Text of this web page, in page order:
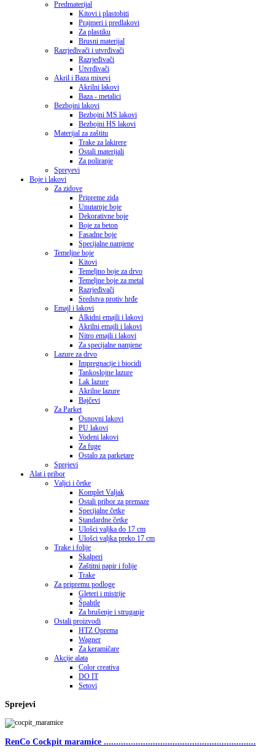
Predmaterijal
Kitovi i plastobiti
Prajmeri i predlakovi
Za plastiku
Brusni materijal
Razrjeđivači i utvrđivači
Razrjeđivači
Utvrđivači
Akril i Baza mixevi
Akrilni lakovi
Baza - metalici
Bezbojni lakovi
Bezbojni MS lakovi
Bezbojni HS lakovi
Materijal za zaštitu
Trake za lakirere
Ostali materijali
Za poliranje
Spreyevi
Boje i lakovi
Za zidove
Pripreme zida
Unutarnje boje
Dekorativne boje
Boje za beton
Fasadne boje
Specijalne namjene
Temeljne boje
Kitovi
Temeljno boje za drvo
Temeljne boje za metal
Razrjeđivači
Sredstva protiv hrđe
Emajl i lakovi
Alkidni emajli i lakovi
Akrilni emajli i lakovi
Nitro emajli i lakovi
Za specijalne namjene
Lazure za drvo
Impregnacije i biocidi
Tankoslojne lazure
Lak lazure
Akrilne lazure
Bajčevi
Za Parket
Osnovni lakovi
PU lakovi
Vodeni lakovi
Za fuge
Ostalo za parketare
Sprejevi
Alat i pribor
Valjci i četke
Komplet Valjak
Ostali pribor za premaze
Specijalne četke
Standardne četke
Ulošci valjka do 17 cm
Ulošci valjka preko 17 cm
Trake i folije
Skalperi
Zaštitni papir i folije
Trake
Za pripremu podloge
Gleteri i mistrije
Špahtle
Za brušenje i struganje
Ostali proizvodi
HTZ Oprema
Wagner
Za keramičare
Akcije alata
Color creativa
DO IT
Setovi
Sprejevi
RenCo Cockpit maramice ..............................................................